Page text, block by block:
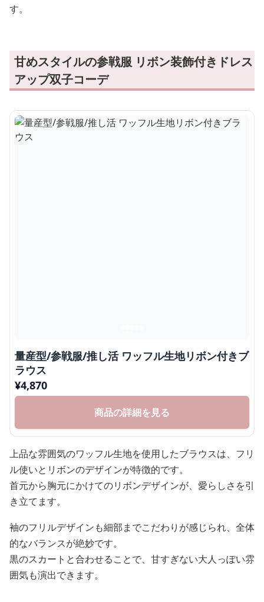
す。
甘めスタイルの参戦服 リボン装飾付きドレス
アップ双子コーデ
量産型/参戦服/推し活 ワッフル生地リボン付きブ
ラウス
¥4,870
商品の詳細を見る
上品な雰囲気のワッフル生地を使用したブラウスは、フリ
ル使いとリボンのデザインが特徴的です。
首元から胸元にかけてのリボンデザインが、愛らしさを引
き立てます。
袖のフリルデザインも細部までこだわりが感じられ、全体
的なバランスが絶妙です。
黒のスカートと合わせることで、甘すぎない大人っぽい雰
囲気も演出できます。